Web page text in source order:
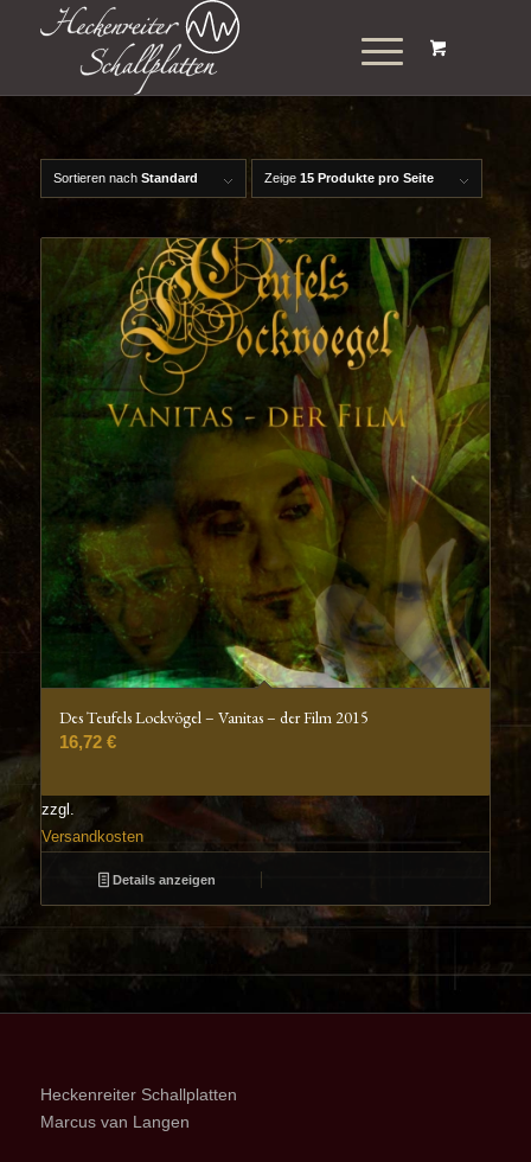
Sortieren nach Standard Zeige 15 Produkte pro Seite
Des Teufels Lockvögel – Vanitas – der Film 2015
16,72 €
zzgl.
Versandkosten
Details anzeigen
Heckenreiter Schallplatten
Marcus van Langen